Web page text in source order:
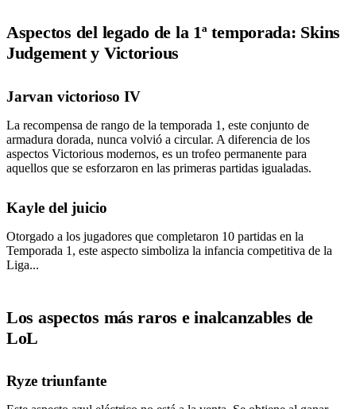
Aspectos del legado de la 1ª temporada: Skins
Judgement y Victorious
Jarvan victorioso IV
La recompensa de rango de la temporada 1, este conjunto de
armadura dorada, nunca volvió a circular. A diferencia de los
aspectos Victorious modernos, es un trofeo permanente para
aquellos que se esforzaron en las primeras partidas igualadas.
Kayle del juicio
Otorgado a los jugadores que completaron 10 partidas en la
Temporada 1, este aspecto simboliza la infancia competitiva de la
Liga...
Los aspectos más raros e inalcanzables de
LoL
Ryze triunfante